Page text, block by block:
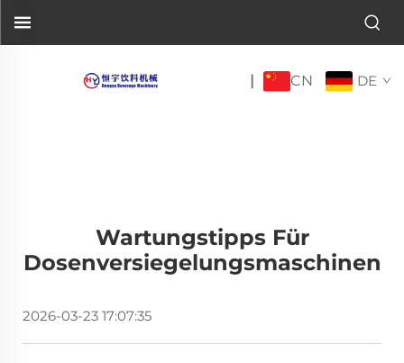
| CN DE
Wartungstipps Für
Dosenversiegelungsmaschinen
2026-03-23 17:07:35